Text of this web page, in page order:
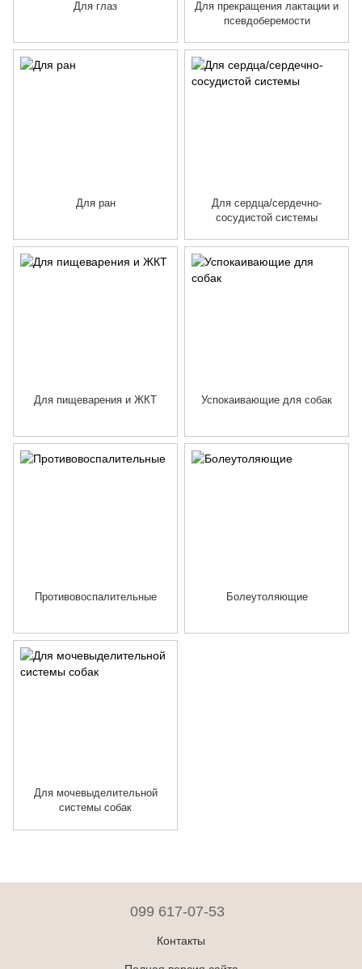
Для глаз
Для прекращения лактации и
псевдоберемости
Для ран
Для сердца/сердечно-
сосудистой системы
Для пищеварения и ЖКТ Успокаивающие для собак
Противовоспалительные Болеутоляющие
Для мочевыделительной
системы собак
099 617-07-53
Контакты